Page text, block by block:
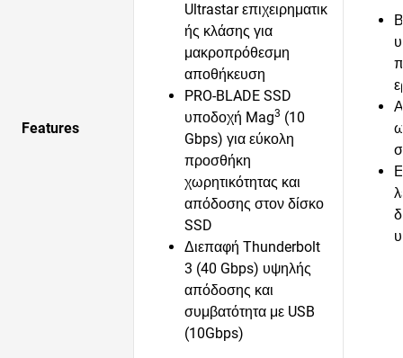
Features
Ultrastar επιχειρηματικ
ής κλάσης για
μακροπρόθεσμη
αποθήκευση
PRO-BLADE SSD
υποδοχή Mag3 (10
Gbps) για εύκολη
προσθήκη
χωρητικότητας και
απόδοσης στον δίσκο
SSD
Διεπαφή Thunderbolt
3 (40 Gbps) υψηλής
απόδοσης και
συμβατότητα με USB
(10Gbps)